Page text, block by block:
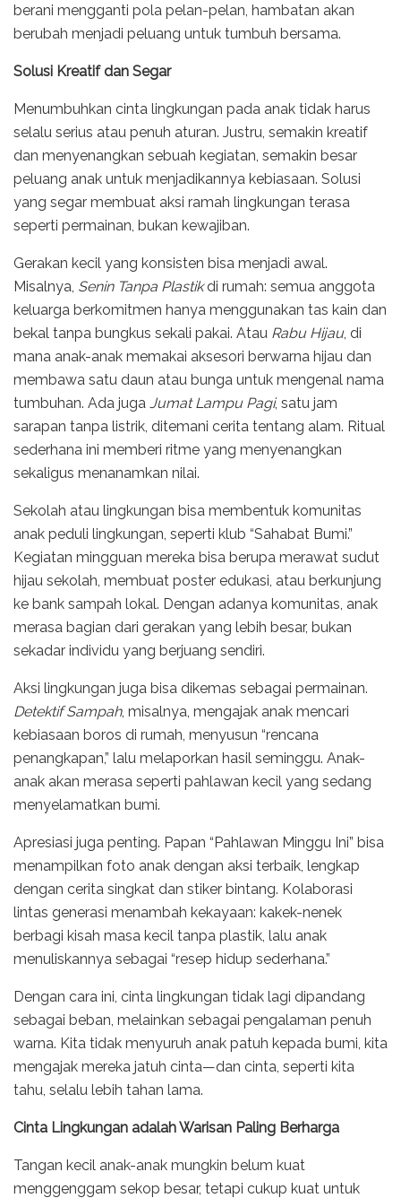
berani mengganti pola pelan-pelan, hambatan akan
berubah menjadi peluang untuk tumbuh bersama.
Solusi Kreatif dan Segar
Menumbuhkan cinta lingkungan pada anak tidak harus
selalu serius atau penuh aturan. Justru, semakin kreatif
dan menyenangkan sebuah kegiatan, semakin besar
peluang anak untuk menjadikannya kebiasaan. Solusi
yang segar membuat aksi ramah lingkungan terasa
seperti permainan, bukan kewajiban.
Gerakan kecil yang konsisten bisa menjadi awal.
Misalnya, Senin Tanpa Plastikdi rumah: semua anggota
keluarga berkomitmen hanya menggunakan tas kain dan
bekal tanpa bungkus sekali pakai. Atau Rabu Hijau, di
mana anak-anak memakai aksesori berwarna hijau dan
membawa satu daun atau bunga untuk mengenal nama
tumbuhan. Ada juga Jumat Lampu Pagi, satu jam
sarapan tanpa listrik, ditemani cerita tentang alam. Ritual
sederhana ini memberi ritme yang menyenangkan
sekaligus menanamkan nilai.
Sekolah atau lingkungan bisa membentuk komunitas
anak peduli lingkungan, seperti klub “Sahabat Bumi.”
Kegiatan mingguan mereka bisa berupa merawat sudut
hijau sekolah, membuat poster edukasi, atau berkunjung
ke bank sampah lokal. Dengan adanya komunitas, anak
merasa bagian dari gerakan yang lebih besar, bukan
sekadar individu yang berjuang sendiri.
Aksi lingkungan juga bisa dikemas sebagai permainan.
Detektif Sampah, misalnya, mengajak anak mencari
kebiasaan boros di rumah, menyusun “rencana
penangkapan,” lalu melaporkan hasil seminggu. Anak-
anak akan merasa seperti pahlawan kecil yang sedang
menyelamatkan bumi.
Apresiasi juga penting. Papan “Pahlawan Minggu Ini” bisa
menampilkan foto anak dengan aksi terbaik, lengkap
dengan cerita singkat dan stiker bintang. Kolaborasi
lintas generasi menambah kekayaan: kakek-nenek
berbagi kisah masa kecil tanpa plastik, lalu anak
menuliskannya sebagai “resep hidup sederhana.”
Dengan cara ini, cinta lingkungan tidak lagi dipandang
sebagai beban, melainkan sebagai pengalaman penuh
warna. Kita tidak menyuruh anak patuh kepada bumi, kita
mengajak mereka jatuh cinta—dan cinta, seperti kita
tahu, selalu lebih tahan lama.
Cinta Lingkungan adalah Warisan Paling Berharga
Tangan kecil anak-anak mungkin belum kuat
menggenggam sekop besar, tetapi cukup kuat untuk